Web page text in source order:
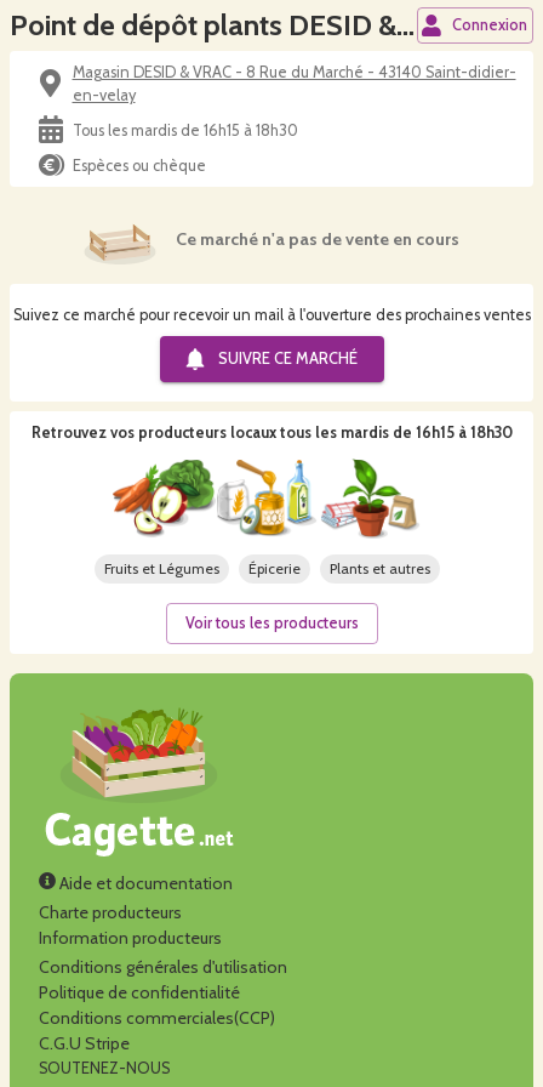
Point de dépôt plants DESID & VRAC Connexion
Magasin DESID & VRAC - 8 Rue du Marché - 43140 Saint-didier-
en-velay
Tous les mardis de 16h15 à 18h30
Espèces ou chèque
Ce marché n'a pas de vente en cours
Suivez ce marché pour recevoir un mail à l'ouverture des prochaines ventes
SUIVRE CE MARCHÉ
Retrouvez vos producteurs locaux tous les mardis de 16h15 à 18h30
Fruits et Légumes Épicerie Plants et autres
Voir tous les producteurs
Aide et documentation
Charte producteurs
Information producteurs
Conditions générales d'utilisation
Politique de confidentialité
Conditions commerciales(CCP)
C.G.U Stripe
SOUTENEZ-NOUS